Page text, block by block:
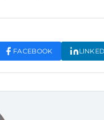
FACEBOOK